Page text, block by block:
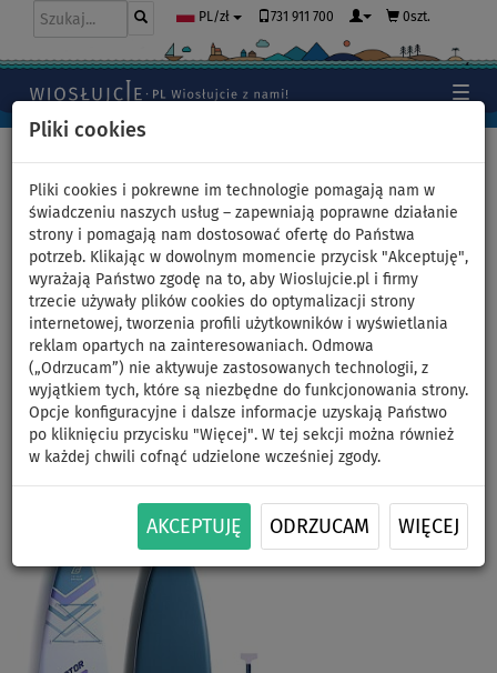
Pliki cookies
Pliki cookies i pokrewne im technologie pomagają nam w
świadczeniu naszych usług – zapewniają poprawne działanie
strony i pomagają nam dostosować ofertę do Państwa
potrzeb. Klikając w dowolnym momencie przycisk "Akceptuję",
wyrażają Państwo zgodę na to, aby Wioslujcie.pl i firmy
trzecie używały plików cookies do optymalizacji strony
internetowej, tworzenia profili użytkowników i wyświetlania
reklam opartych na zainteresowaniach. Odmowa
(„Odrzucam”) nie aktywuje zastosowanych technologii, z
wyjątkiem tych, które są niezbędne do funkcjonowania strony.
Opcje konfiguracyjne i dalsze informacje uzyskają Państwo
po kliknięciu przycisku "Więcej". W tej sekcji można również
w każdej chwili cofnąć udzielone wcześniej zgody.
AKCEPTUJĘ ODRZUCAM WIĘCEJ
PL/zł 731 911 700 0szt.
Deska SUP GLADIATOR ORIGIN
12'6 Light Touring 2026 -
pompowany paddleboard -
wariant: zestaw podstawowy
WIOSŁO W
ZESTAWIE
DO
90 kg
OPCJA
SIEDZISKA
DARMOWA
DOSTAWA
Next